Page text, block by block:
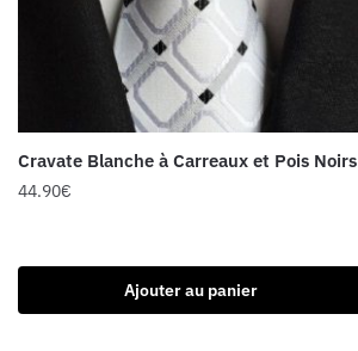
Cravate Blanche à Carreaux et Pois Noirs
44.90€
Ajouter au panier